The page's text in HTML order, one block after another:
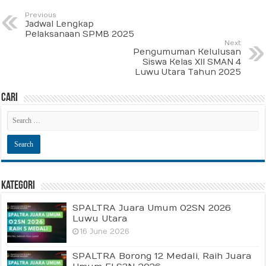
Previous
Jadwal Lengkap
Pelaksanaan SPMB 2025
Next
Pengumuman Kelulusan
Siswa Kelas XII SMAN 4
Luwu Utara Tahun 2025
Cari
Kategori
SPALTRA Juara Umum O2SN 2026
Luwu Utara
16 June 2026
SPALTRA Borong 12 Medali, Raih Juara